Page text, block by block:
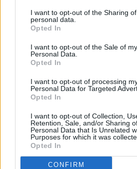
de su consentimiento, pero usted
rechazar tal procesamiento. Sus
cualquier momento entrando de
visitando nuestra política de
I want to opt-out of the Sharing
personal data.
Opted In
I want to opt-out of the Sale of my
Personal Data.
Opted In
I want to opt-out of processing
Personal Data for Targeted
Opted In
I want to opt-out of Collection,
Retention, Sale, and/or Sharing
Personal Data that Is Unrelated
Purposes for which it was
Opted In
CONFIRM